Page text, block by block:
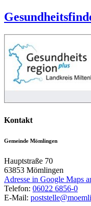
Kontakt
Gemeinde Mömlingen
Hauptstraße 70
63853 Mömlingen
Adresse in Google Maps
Telefon: 06022 6856-0
E-Mail: